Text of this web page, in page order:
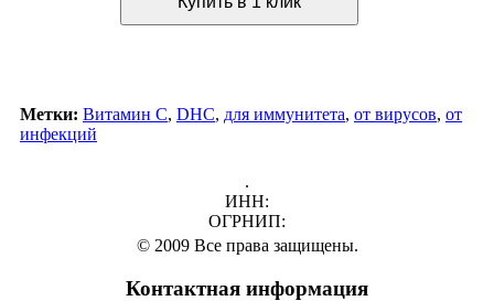
Метки: Витамин C, DHC, для иммунитета, от вирусов, от
инфекций
.
ИНН:
ОГРНИП:
© 2009 Все права защищены.
Контактная информация